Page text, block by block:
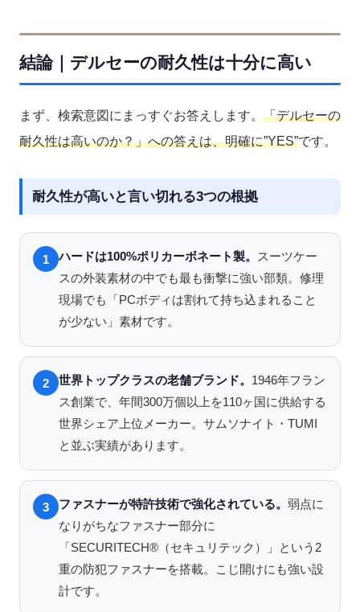
結論｜デルセーの耐久性は十分に高い
まず、検索意図にまっすぐお答えします。 「デルセーの
耐久性は高いのか？」への答えは、明確に”YES”です。
耐久性が高いと言い切れる3つの根拠
1 ハードは100%ポリカーボネート製。 スーツケー
スの外装素材の中でも最も衝撃に強い部類。修理
現場でも「PCボディは割れて持ち込まれること
が少ない」素材です。
2 世界トップクラスの老舗ブランド。 1946年フラン
ス創業で、年間300万個以上を110ヶ国に供給する
世界シェア上位メーカー。サムソナイト・TUMI
と並ぶ実績があります。
3 ファスナーが特許技術で強化されている。 弱点に
なりがちなファスナー部分に
「SECURITECH®（セキュリテック）」という2
重の防犯ファスナーを搭載。こじ開けにも強い設
計です。